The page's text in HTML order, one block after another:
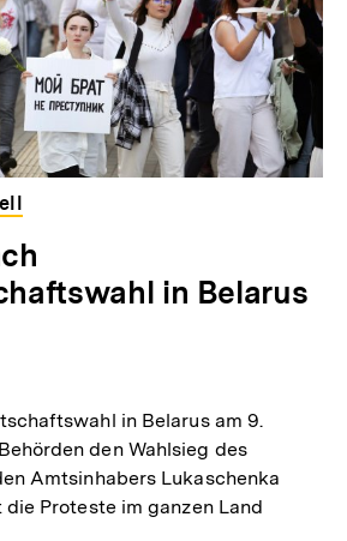
in Belarus
in Belarus am 9.
den Wahlsieg des
Amtsinhabers Lukaschenka
Proteste im ganzen Land